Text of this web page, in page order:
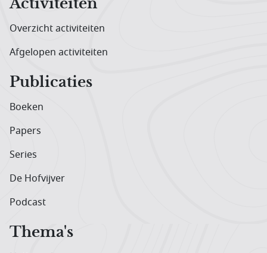
Overzicht activiteiten
Afgelopen activiteiten
Publicaties
Boeken
Papers
Series
De Hofvijver
Podcast
Thema's